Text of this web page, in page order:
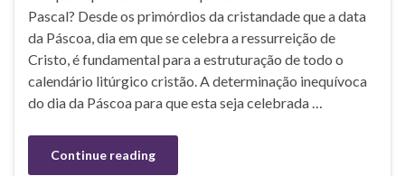
Pascal? Desde os primórdios da cristandade que a data
da Páscoa, dia em que se celebra a ressurreição de
Cristo, é fundamental para a estruturação de todo o
calendário litúrgico cristão. A determinação inequívoca
do dia da Páscoa para que esta seja celebrada …
Continue reading